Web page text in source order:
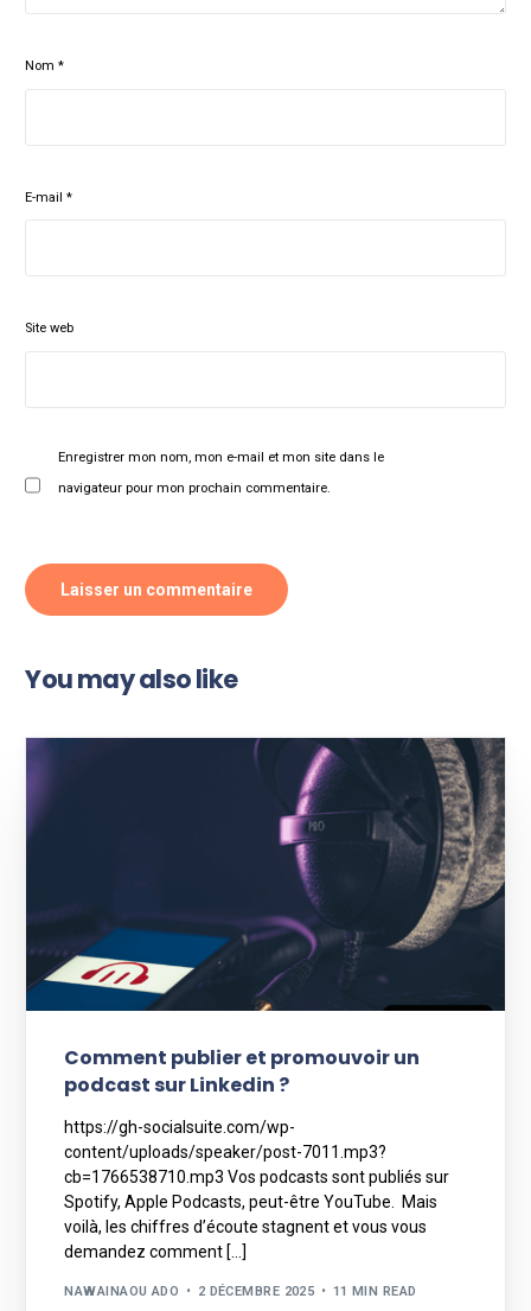
Nom*
E-mail*
Site web
Enregistrer mon nom, mon e-mail et mon site dans le
navigateur pour mon prochain commentaire.
You may also like
Comment publier et promouvoir un
podcast sur Linkedin ?
https://gh-socialsuite.com/wp-
content/uploads/speaker/post-7011.mp3?
cb=1766538710.mp3 Vos podcasts sont publiés sur
Spotify, Apple Podcasts, peut-être YouTube. Mais
voilà, les chiffres d’écoute stagnent et vous vous
demandez comment […]
NAWAINAOU ADO 2 DÉCEMBRE 2025 11 MIN READ